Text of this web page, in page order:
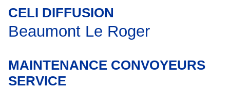
CELI DIFFUSION
Beaumont Le Roger
MAINTENANCE CONVOYEURS
SERVICE